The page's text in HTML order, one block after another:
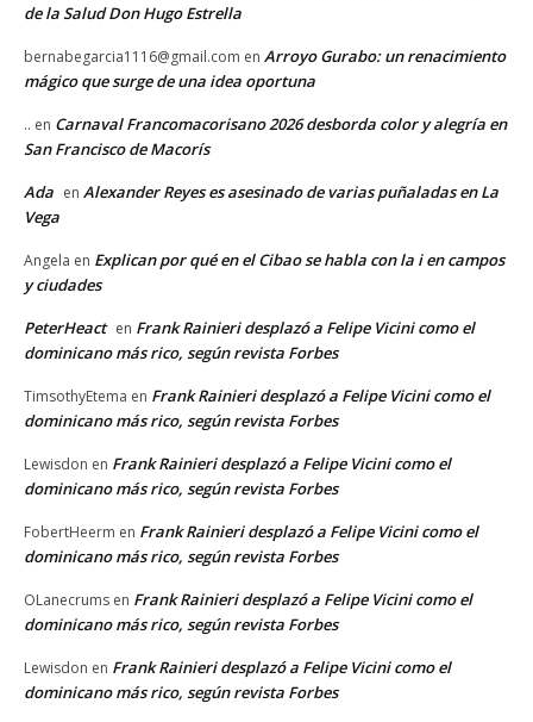
de la Salud Don Hugo Estrella
bernabegarcia1116@gmail.com en Arroyo Gurabo: un renacimiento
mágico que surge de una idea oportuna
.. en Carnaval Francomacorisano 2026 desborda color y alegría en
San Francisco de Macorís
Ada en Alexander Reyes es asesinado de varias puñaladas en La
Vega
Angela en Explican por qué en el Cibao se habla con la i en campos
y ciudades
PeterHeact en Frank Rainieri desplazó a Felipe Vicini como el
dominicano más rico, según revista Forbes
TimsothyEtema en Frank Rainieri desplazó a Felipe Vicini como el
dominicano más rico, según revista Forbes
Lewisdon en Frank Rainieri desplazó a Felipe Vicini como el
dominicano más rico, según revista Forbes
FobertHeerm en Frank Rainieri desplazó a Felipe Vicini como el
dominicano más rico, según revista Forbes
OLanecrums en Frank Rainieri desplazó a Felipe Vicini como el
dominicano más rico, según revista Forbes
Lewisdon en Frank Rainieri desplazó a Felipe Vicini como el
dominicano más rico, según revista Forbes